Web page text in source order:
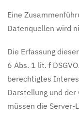
Eine
Datenquellen wird
Die Erfassung
6 Abs. 1 lit. f
berechtigtes
Darstellung und
müssen die Server-